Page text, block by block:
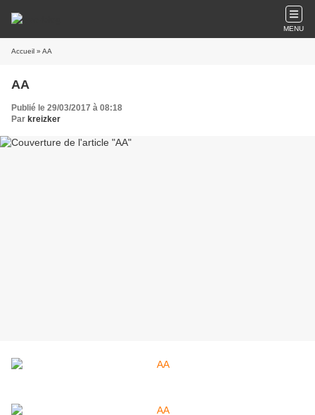
MENU
Accueil » AA
AA
Publié le 29/03/2017 à 08:18
Par kreizker